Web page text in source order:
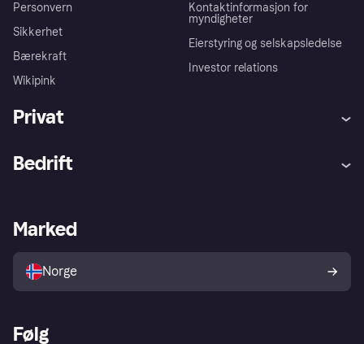
Personvern
Sikkerhet
Bærekraft
Wikipink
Kontaktinformasjon for
myndigheter
Eierstyring og selskapsledelse
Investor relations
Privat
Utforsk butikker
Bedrift
Merchant portal
Marked
Norge
Følg